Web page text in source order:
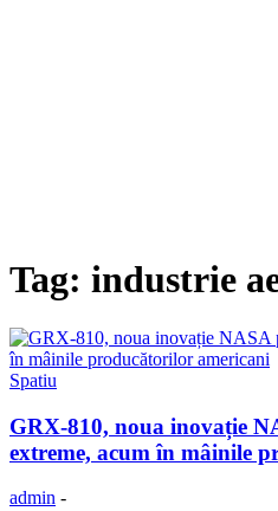
Tag: industrie
Spatiu
GRX-810, noua inovație
extreme, acum în mâinile
admin -